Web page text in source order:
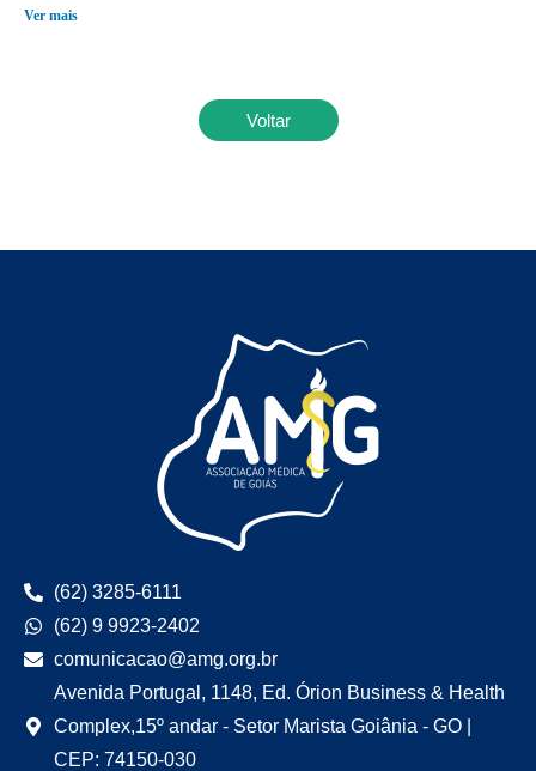
Ver mais
Voltar
(62) 3285-6111
(62) 9 9923-2402
comunicacao@amg.org.br
Avenida Portugal, 1148, Ed. Órion Business & Health
Complex,15º andar - Setor Marista Goiânia - GO |
CEP: 74150-030